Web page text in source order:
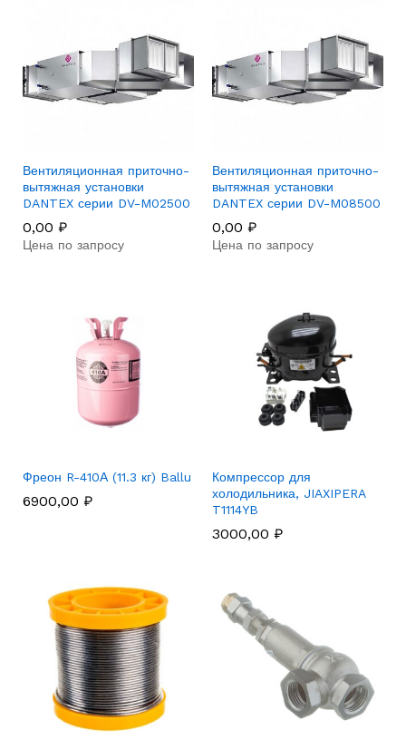
Вентиляционная приточно-
вытяжная установки
DANTEX серии DV-M02500
0,00 ₽
Цена по запросу
Вентиляционная приточно-
вытяжная установки
DANTEX серии DV-M08500
0,00 ₽
Цена по запросу
Фреон R-410А (11.3 кг) Ballu
6900,00 ₽
Компрессор для
холодильника, JIAXIPERA
T1114YB
3000,00 ₽